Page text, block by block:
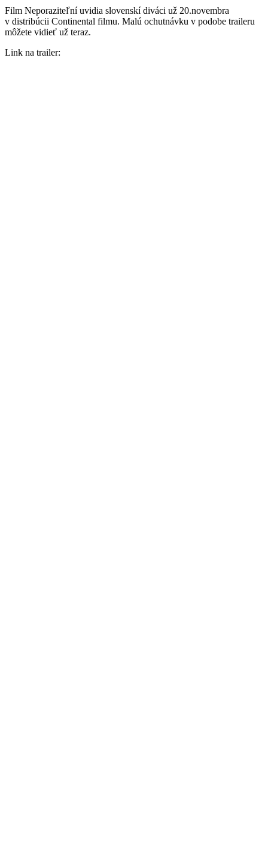
Film Neporaziteľní uvidia slovenskí diváci už 20.novembra
v distribúcii Continental filmu. Malú ochutnávku v podobe traileru
môžete vidieť už teraz.
Link na trailer: